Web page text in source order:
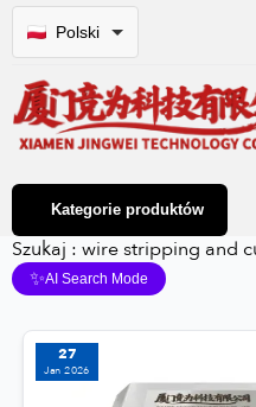
Polski
Kategorie produktów
Szukaj : wire stripping and
✨AI Search Mode
27
Jan 2026